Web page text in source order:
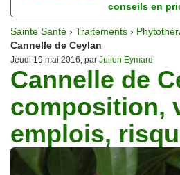
Homéopathie
Nutrition
Pathologie
Psychologie
Recherches
Traitements
conseils en
Sainte Santé › Traitements ›
Cannelle de Ceylan
Jeudi 19 mai 2016, par Julien Eymard
Cannelle de
composition,
emplois,